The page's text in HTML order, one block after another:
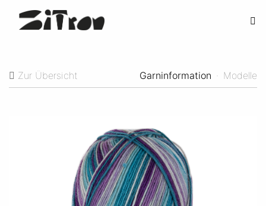
Zur Übersicht Garninformation · Modelle